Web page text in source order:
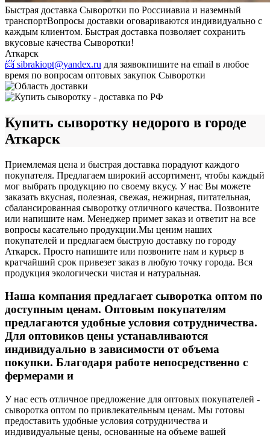
Быстрая доставка Сыворотки по Россииавиа и наземный
транспортВопросы доставки оговариваются индивидуально с
каждым клиентом. Быстрая доставка позволяет сохранить
вкусовые качества Сыворотки!
Аткарск
📨 sibrakiopt@yandex.ru для заявокпишите на email в любое
время по вопросам оптовых закупок Сыворотки
Купить сыворотку недорого в городе
Аткарск
Приемлемая цена и быстрая доставка порадуют каждого
покупателя. Предлагаем широкий ассортимент, чтобы каждый
мог выбрать продукцию по своему вкусу. У нас Вы можете
заказать вкусная, полезная, свежая, нежирная, питательная,
сбалансированная сыворотку отличного качества. Позвоните
или напишите нам. Менеджер примет заказ и ответит на все
вопросы касательно продукции.Мы ценим наших
покупателей и предлагаем быструю доставку по городу
Аткарск. Просто напишите или позвоните нам и курьер в
кратчайший срок привезет заказ в любую точку города. Вся
продукция экологически чистая и натуральная.
Наша компания предлагает сыворотка оптом по
доступным ценам. Оптовым покупателям
предлагаются удобные условия сотрудничества.
Для оптовиков цены устанавливаются
индивидуально в зависимости от объема
покупки. Благодаря работе непосредственно с
фермерами и
У нас есть отличное предложение для оптовых покупателей -
сыворотка оптом по привлекательным ценам. Мы готовы
предоставить удобные условия сотрудничества и
индивидуальные цены, основанные на объеме вашей